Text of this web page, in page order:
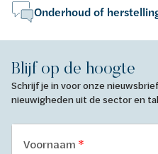
Onderhoud of
Blijf op de hoogte
Schrijf je in voor onze
nieuwigheden uit de sector en
Voornaam